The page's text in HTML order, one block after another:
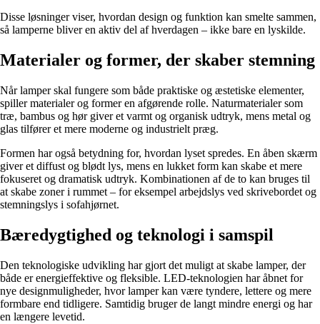
Disse løsninger viser, hvordan design og funktion kan smelte sammen,
så lamperne bliver en aktiv del af hverdagen – ikke bare en lyskilde.
Materialer og former, der skaber stemning
Når lamper skal fungere som både praktiske og æstetiske elementer,
spiller materialer og former en afgørende rolle. Naturmaterialer som
træ, bambus og hør giver et varmt og organisk udtryk, mens metal og
glas tilfører et mere moderne og industrielt præg.
Formen har også betydning for, hvordan lyset spredes. En åben skærm
giver et diffust og blødt lys, mens en lukket form kan skabe et mere
fokuseret og dramatisk udtryk. Kombinationen af de to kan bruges til
at skabe zoner i rummet – for eksempel arbejdslys ved skrivebordet og
stemningslys i sofahjørnet.
Bæredygtighed og teknologi i samspil
Den teknologiske udvikling har gjort det muligt at skabe lamper, der
både er energieffektive og fleksible. LED-teknologien har åbnet for
nye designmuligheder, hvor lamper kan være tyndere, lettere og mere
formbare end tidligere. Samtidig bruger de langt mindre energi og har
en længere levetid.